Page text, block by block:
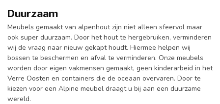
Duurzaam
Meubels gemaakt van alpenhout zijn niet alleen sfeervol maar
ook super duurzaam. Door het hout te hergebruiken, verminderen
wij de vraag naar nieuw gekapt houdt. Hiermee helpen wij
bossen te beschermen en afval te verminderen. Onze meubels
worden door eigen vakmensen gemaakt, geen kinderarbeid in het
Verre Oosten en containers die de oceaan overvaren. Door te
kiezen voor een Alpine meubel draagt u bij aan een duurzame
wereld.